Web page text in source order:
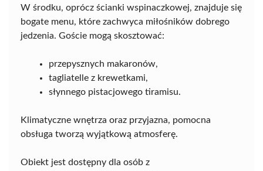
W środku, oprócz ścianki wspinaczkowej, znajduje się
bogate menu, które zachwyca miłośników dobrego
jedzenia. Goście mogą skosztować:
przepysznych makaronów,
tagliatelle z krewetkami,
słynnego pistacjowego tiramisu.
Klimatyczne wnętrza oraz przyjazna, pomocna
obsługa tworzą wyjątkową atmosferę.
Obiekt jest dostępny dla osób z